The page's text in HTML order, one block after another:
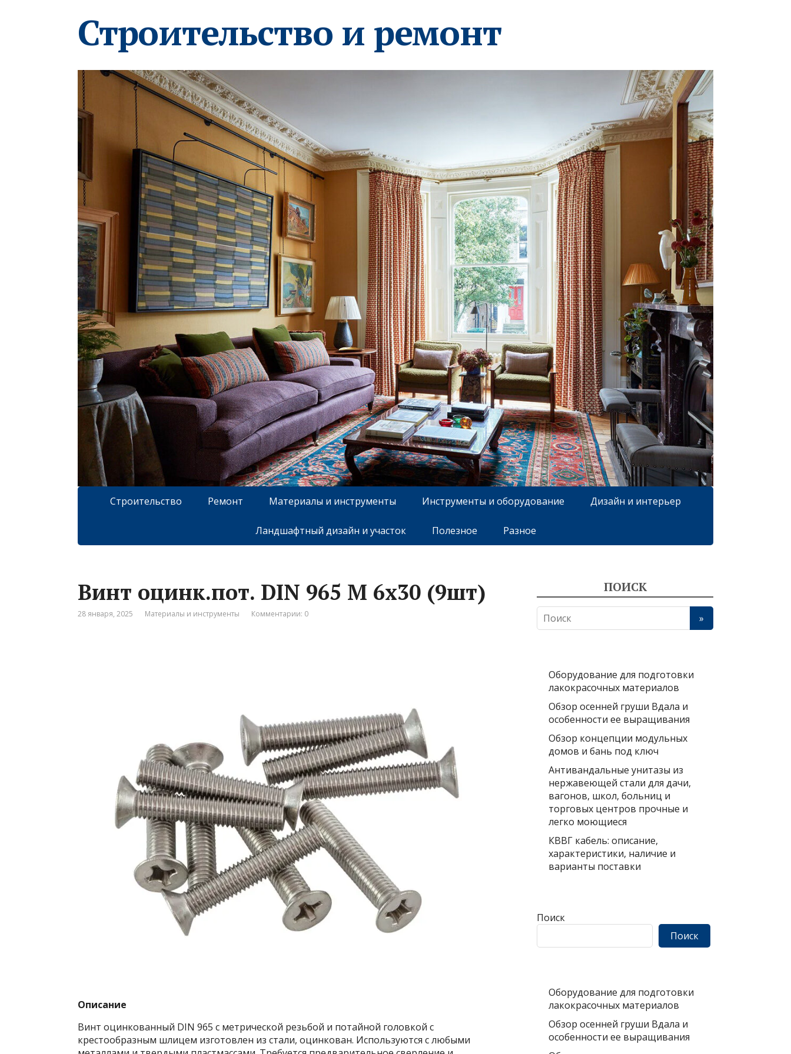
Строительство и ремонт
Строительство Ремонт Материалы и инструменты Инструменты и оборудование Дизайн и интерьер
Ландшафтный дизайн и участок Полезное Разное
Винт оцинк.пот. DIN 965 М 6х30 (9шт)
28 января, 2025 Материалы и инструменты Комментарии: 0
Описание
Винт оцинкованный DIN 965 с метрической резьбой и потайной головкой с
крестообразным шлицем изготовлен из стали, оцинкован. Используются с любыми
ПОИСК
Оборудование для подготовки
лакокрасочных материалов
Обзор осенней груши Вдала и
особенности ее выращивания
Обзор концепции модульных
домов и бань под ключ
Антивандальные унитазы из
нержавеющей стали для дачи,
вагонов, школ, больниц и
торговых центров прочные и
легко моющиеся
КВВГ кабель: описание,
характеристики, наличие и
варианты поставки
Поиск
Поиск
Оборудование для подготовки
лакокрасочных материалов
Обзор осенней груши Вдала и
особенности ее выращивания